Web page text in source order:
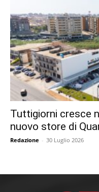
Tuttigiorni cresce
nuovo store di
Redazione - 30 Luglio 2026